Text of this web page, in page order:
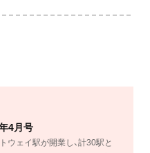
4月号
ウェイ駅が開業し、計30駅と